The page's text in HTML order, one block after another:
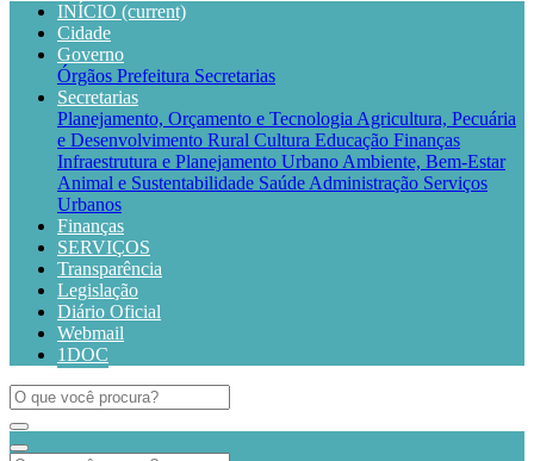
INÍCIO (current)
Cidade
Governo
Órgãos Prefeitura Secretarias
Secretarias
Planejamento, Orçamento e Tecnologia Agricultura, Pecuária
e Desenvolvimento Rural Cultura Educação Finanças
Infraestrutura e Planejamento Urbano Ambiente, Bem-Estar
Animal e Sustentabilidade Saúde Administração Serviços
Urbanos
Finanças
SERVIÇOS
Transparência
Legislação
Diário Oficial
Webmail
1DOC